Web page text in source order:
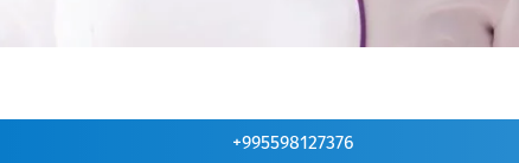
+995598127376